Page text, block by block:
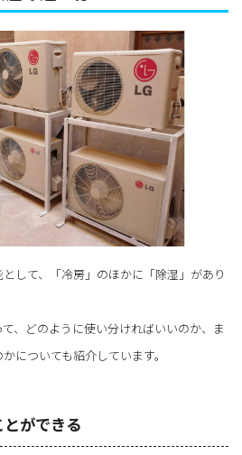
して、「冷房」のほかに「除湿」があり
、どのように使い分ければいいのか、ま
についても紹介しています。
ができる